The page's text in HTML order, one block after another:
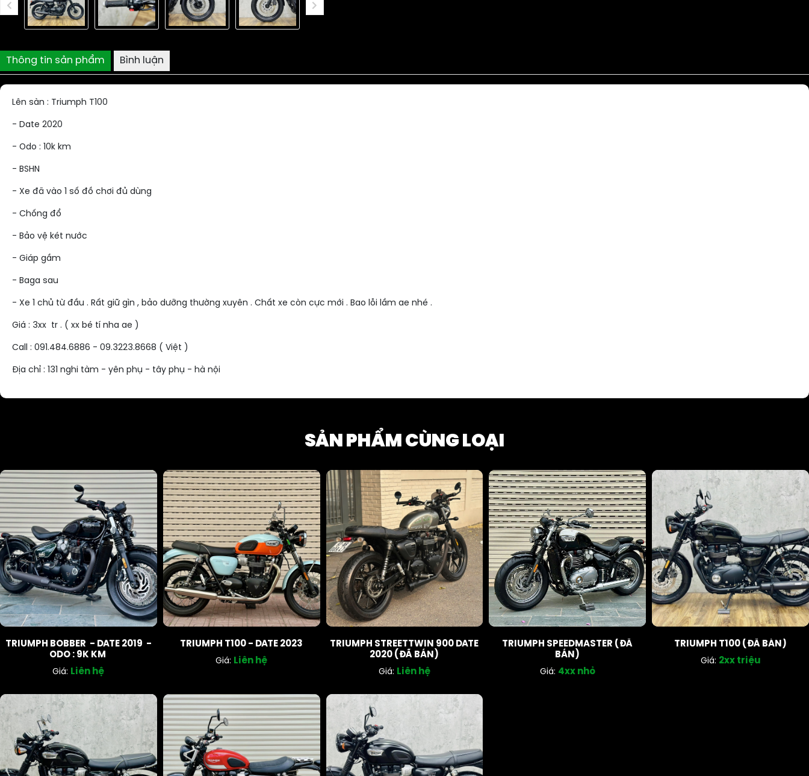
Thông tin sản phẩm Bình luận
Lên sàn : Triumph T100
- Date 2020
- Odo : 10k km
- BSHN
- Xe đã vào 1 số đồ chơi đủ dùng
- Chống đổ
- Bảo vệ két nước
- Giáp gầm
- Baga sau
- Xe 1 chủ từ đầu . Rất giữ gìn , bảo dưỡng thường xuyên . Chất xe còn cực mới . Bao lỗi lầm ae nhé .
Giá : 3xx tr . ( xx bé tí nha ae )
Call : 091.484.6886 - 09.3223.8668 ( Việt )
Địa chỉ : 131 nghi tàm - yên phụ - tây phụ - hà nội
SẢN PHẨM CÙNG LOẠI
TRIUMPH BOBBER - DATE 2019 -
ODO : 9K KM
Giá: Liên hệ
TRIUMPH T100 - DATE 2023
Giá: Liên hệ
TRIUMPH STREETTWIN 900 DATE
2020 (ĐÃ BÁN)
Giá: Liên hệ
TRIUMPH SPEEDMASTER (ĐÃ
BÁN)
Giá: 4xx nhỏ
TRIUMPH T100 (ĐÃ BÁN)
Giá: 2xx triệu